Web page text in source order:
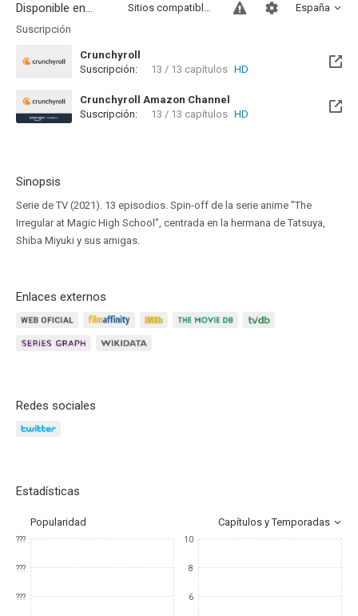
Disponible en... España
Sitios compatibles
Suscripción
Crunchyroll
Suscripción:
13 / 13 capítulos HD
Crunchyroll Amazon Channel
Suscripción:
13 / 13 capítulos HD
Sinopsis
Serie de TV (2021). 13 episodios. Spin-off de la serie anime "The
Irregular at Magic High School", centrada en la hermana de Tatsuya,
Shiba Miyuki y sus amigas.
Enlaces externos
Redes sociales
Estadísticas
Popularidad Capítulos y Temporadas
???
???
???
10
8
6